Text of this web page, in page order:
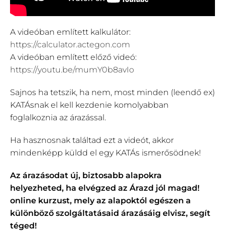
A videóban említett kalkulátor:
https://calculator.actegon.com
A videóban említett előző videó:
https://youtu.be/mumY0b8avIo
Sajnos ha tetszik, ha nem, most minden (leendő ex)
KATÁsnak el kell kezdenie komolyabban
foglalkoznia az árazással.
Ha hasznosnak találtad ezt a videót, akkor
mindenképp küldd el egy KATÁs ismerősödnek!
Az árazásodat új, biztosabb alapokra
helyezheted, ha elvégzed az Árazd jól magad!
online kurzust, mely az alapoktól egészen a
különböző szolgáltatásaid árazásáig elvisz, segít
téged!